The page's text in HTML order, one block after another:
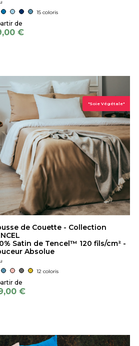
15 coloris
€
"Soie Végétale"
de Couette - Collection
Satin de Tencel™ 120 fils/cm² -
Absolue
12 coloris
€